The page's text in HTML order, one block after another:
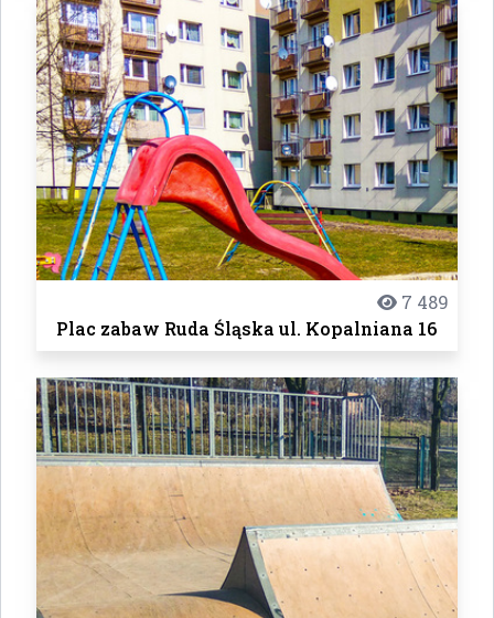
7 489
Plac zabaw Ruda Śląska ul. Kopalniana 16